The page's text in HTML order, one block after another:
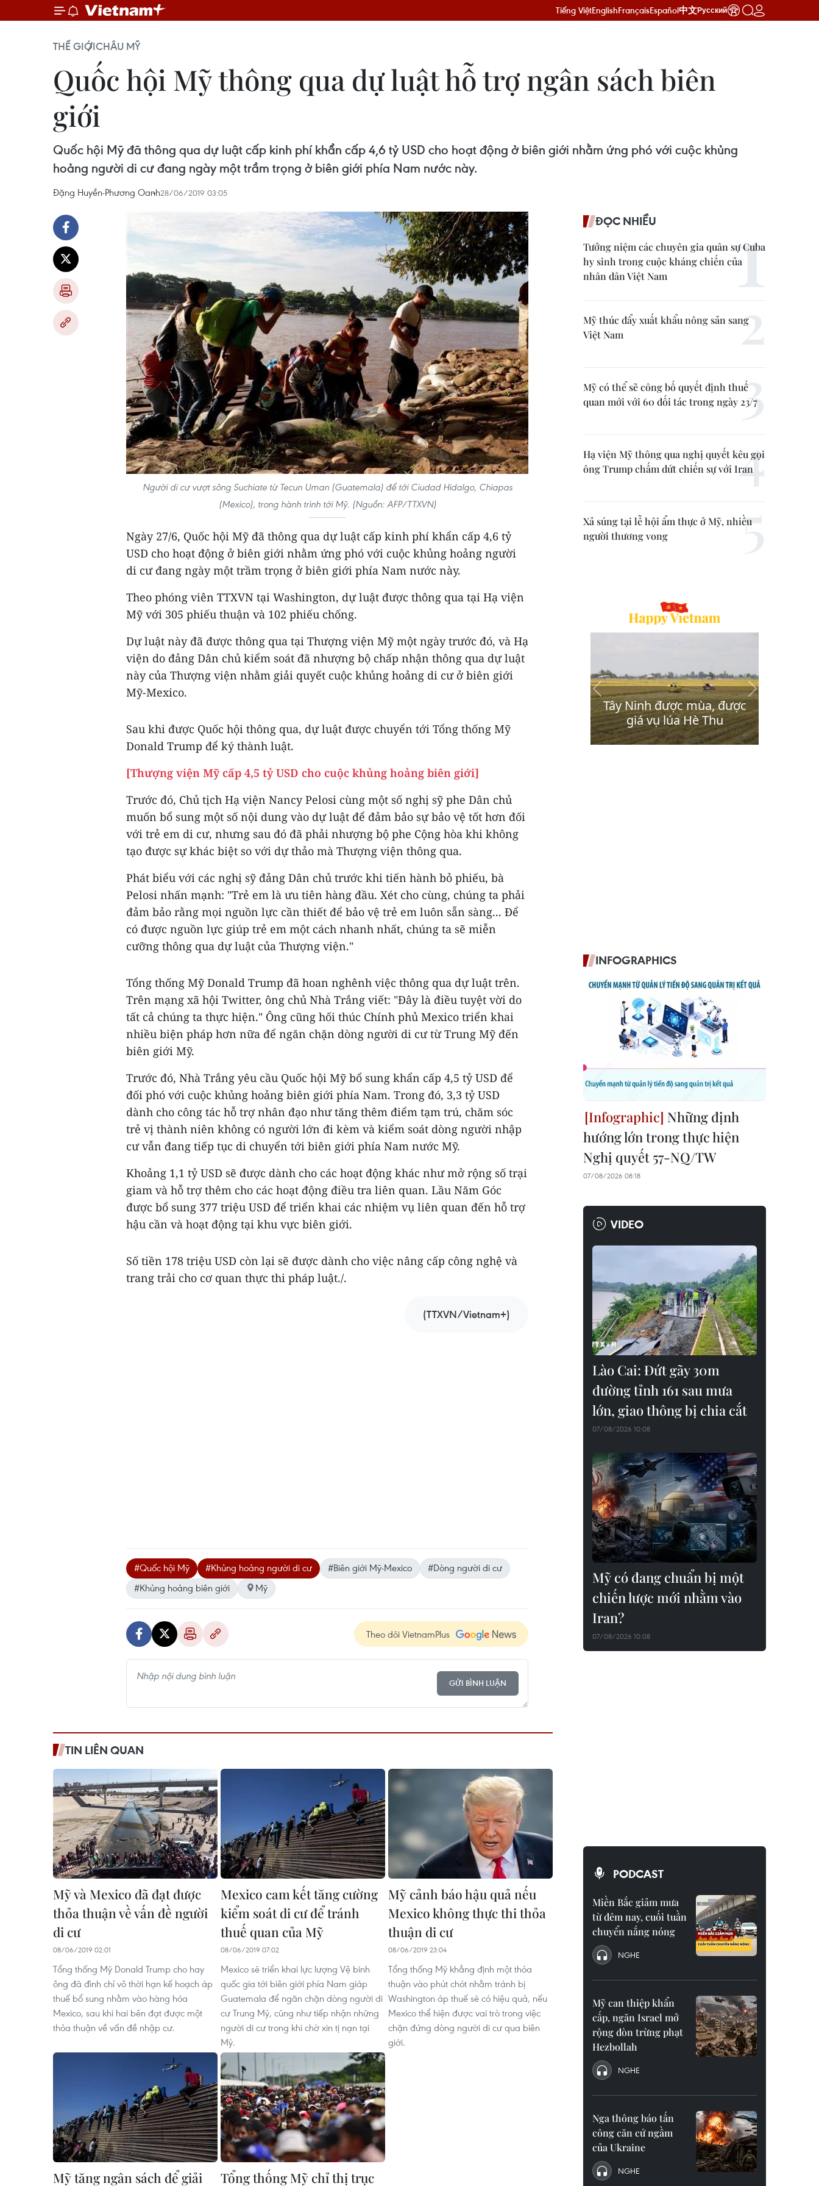
Tiếng ViệtEnglishFrançaisEspañol中文Русский
THẾ GIỚICHÂU MỸ
Quốc hội Mỹ thông qua dự luật hỗ trợ ngân sách biên
giới
Quốc hội Mỹ đã thông qua dự luật cấp kinh phí khẩn cấp 4,6 tỷ USD cho hoạt động ở biên giới nhằm ứng phó với cuộc khủng
hoảng người di cư đang ngày một trầm trọng ở biên giới phía Nam nước này.
Đặng Huyền-Phương Oanh28/06/2019 03:05
Người di cư vượt sông Suchiate từ Tecun Uman (Guatemala) để tới Ciudad Hidalgo, Chiapas
(Mexico), trong hành trình tới Mỹ. (Nguồn: AFP/TTXVN)
Ngày 27/6, Quốc hội Mỹ đã thông qua dự luật cấp kinh phí khẩn cấp 4,6 tỷ
USD cho hoạt động ở biên giới nhằm ứng phó với cuộc khủng hoảng người
di cư đang ngày một trầm trọng ở biên giới phía Nam nước này.
Theo phóng viên TTXVN tại Washington, dự luật được thông qua tại Hạ viện
Mỹ với 305 phiếu thuận và 102 phiếu chống.
Dự luật này đã được thông qua tại Thượng viện Mỹ một ngày trước đó, và Hạ
viện do đảng Dân chủ kiểm soát đã nhượng bộ chấp nhận thông qua dự luật
này của Thượng viện nhằm giải quyết cuộc khủng hoảng di cư ở biên giới
Mỹ-Mexico.
Sau khi được Quốc hội thông qua, dự luật được chuyển tới Tổng thống Mỹ
Donald Trump để ký thành luật.
[Thượng viện Mỹ cấp 4,5 tỷ USD cho cuộc khủng hoảng biên giới]
Trước đó, Chủ tịch Hạ viện Nancy Pelosi cùng một số nghị sỹ phe Dân chủ
muốn bổ sung một số nội dung vào dự luật để đảm bảo sự bảo vệ tốt hơn đối
với trẻ em di cư, nhưng sau đó đã phải nhượng bộ phe Cộng hòa khi không
tạo được sự khác biệt so với dự thảo mà Thượng viện thông qua.
Phát biểu với các nghị sỹ đảng Dân chủ trước khi tiến hành bỏ phiếu, bà
Pelosi nhấn mạnh: "Trẻ em là ưu tiên hàng đầu. Xét cho cùng, chúng ta phải
đảm bảo rằng mọi nguồn lực cần thiết để bảo vệ trẻ em luôn sẵn sàng... Để
có được nguồn lực giúp trẻ em một cách nhanh nhất, chúng ta sẽ miễn
cưỡng thông qua dự luật của Thượng viện."
Tổng thống Mỹ Donald Trump đã hoan nghênh việc thông qua dự luật trên.
Trên mạng xã hội Twitter, ông chủ Nhà Trắng viết: "Đây là điều tuyệt vời do
tất cả chúng ta thực hiện." Ông cũng hối thúc Chính phủ Mexico triển khai
nhiều biện pháp hơn nữa để ngăn chặn dòng người di cư từ Trung Mỹ đến
biên giới Mỹ.
Trước đó, Nhà Trắng yêu cầu Quốc hội Mỹ bổ sung khẩn cấp 4,5 tỷ USD để
đối phó với cuộc khủng hoảng biên giới phía Nam. Trong đó, 3,3 tỷ USD
dành cho công tác hỗ trợ nhân đạo như tăng thêm điểm tạm trú, chăm sóc
trẻ vị thành niên không có người lớn đi kèm và kiểm soát dòng người nhập
cư vẫn đang tiếp tục di chuyển tới biên giới phía Nam nước Mỹ.
Khoảng 1,1 tỷ USD sẽ được dành cho các hoạt động khác như mở rộng số trại
giam và hỗ trợ thêm cho các hoạt động điều tra liên quan. Lầu Năm Góc
được bổ sung 377 triệu USD để triển khai các nhiệm vụ liên quan đến hỗ trợ
hậu cần và hoạt động tại khu vực biên giới.
Số tiền 178 triệu USD còn lại sẽ được dành cho việc nâng cấp công nghệ và
trang trải cho cơ quan thực thi pháp luật./.
(TTXVN/Vietnam+)
#Quốc hội Mỹ #Khủng hoảng người di cư #Biên giới Mỹ-Mexico
#Dòng người di cư
#Khủng hoảng biên giới
Mỹ
Theo dõi VietnamPlus
GỬI BÌNH LUẬN
TIN LIÊN QUAN
Mỹ và Mexico đã đạt được
thỏa thuận về vấn đề người
di cư
08/06/2019 02:01
Tổng thống Mỹ Donald Trump cho hay
ông đã đình chỉ vô thời hạn kế hoạch áp
thuế bổ sung nhằm vào hàng hóa
Mexico, sau khi hai bên đạt được một
thỏa thuận về vấn đề nhập cư.
Mexico cam kết tăng cường
kiểm soát di cư để tránh
thuế quan của Mỹ
08/06/2019 07:02
Mexico sẽ triển khai lực lượng Vệ binh
quốc gia tới biên giới phía Nam giáp
Guatemala để ngăn chặn dòng người di
cư Trung Mỹ, cũng như tiếp nhận những
người di cư trong khi chờ xin tị nạn tại
Mỹ.
Mỹ cảnh báo hậu quả nếu
Mexico không thực thi thỏa
thuận di cư
08/06/2019 23:04
Tổng thống Mỹ khẳng định một thỏa
thuận vào phút chót nhằm tránh bị
Washington áp thuế sẽ có hiệu quả, nếu
Mexico thể hiện được vai trò trong việc
chặn đứng dòng người di cư qua biên
giới.
Mỹ tăng ngân sách để giải Tổng thống Mỹ chỉ thị trục
ĐỌC NHIỀU
Tưởng niệm các chuyên gia quân sự Cuba
hy sinh trong cuộc kháng chiến của
nhân dân Việt Nam
Mỹ thúc đẩy xuất khẩu nông sản sang
Việt Nam
Mỹ có thể sẽ công bố quyết định thuế
quan mới với 60 đối tác trong ngày 23/7
Hạ viện Mỹ thông qua nghị quyết kêu gọi
ông Trump chấm dứt chiến sự với Iran
Xả súng tại lễ hội ẩm thực ở Mỹ, nhiều
người thương vong
INFOGRAPHICS
Những định
hướng lớn trong thực hiện
Nghị quyết 57-NQ/TW
07/08/2026 08:18
VIDEO
Lào Cai: Đứt gãy 30m
đường tỉnh 161 sau mưa
lớn, giao thông bị chia cắt
07/08/2026 10:08
Mỹ có đang chuẩn bị một
chiến lược mới nhằm vào
Iran?
07/08/2026 10:08
PODCAST
Miền Bắc giảm mưa
từ đêm nay, cuối tuần
chuyển nắng nóng
NGHE
Mỹ can thiệp khẩn
cấp, ngăn Israel mở
rộng đòn trừng phạt
Hezbollah
NGHE
Nga thông báo tấn
công căn cứ ngầm
của Ukraine
NGHE